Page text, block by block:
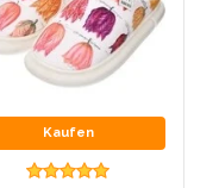
Kaufen